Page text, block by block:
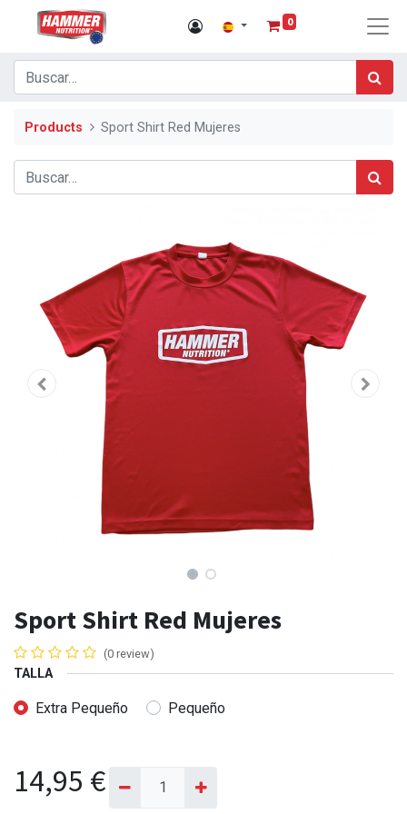
0
Products Sport Shirt Red Mujeres
Sport Shirt Red Mujeres
(0 review)
TALLA
Extra Pequeño Pequeño
14,95 €